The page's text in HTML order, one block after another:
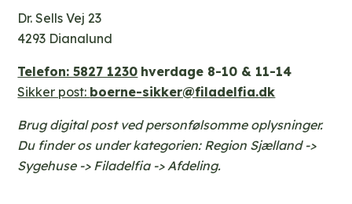
Dr. Sells Vej 23
4293 Dianalund
Telefon: 5827 1230 hverdage 8-10 & 11-14
Sikker post: boerne-sikker@filadelfia.dk
Brug digital post ved personfølsomme oplysninger.
Du finder os under kategorien: Region Sjælland ->
Sygehuse -> Filadelfia -> Afdeling.